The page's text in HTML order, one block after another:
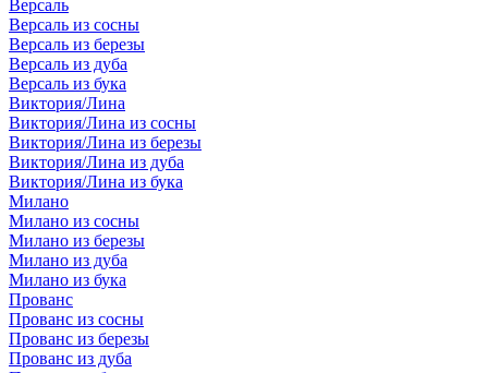
Версаль
Версаль из сосны
Версаль из березы
Версаль из дуба
Версаль из бука
Виктория/Лина
Виктория/Лина из сосны
Виктория/Лина из березы
Виктория/Лина из дуба
Виктория/Лина из бука
Милано
Милано из сосны
Милано из березы
Милано из дуба
Милано из бука
Прованс
Прованс из сосны
Прованс из березы
Прованс из дуба